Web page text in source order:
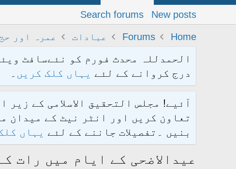
New posts
Search forums
Home
Forums عبادات عمرہ اور
درج کروانے کے لئے یہاں کلک کریں ۔
آئیے! مجلس التحقیق الاسلامی کے
تعاون کریں اور انٹر نیٹ کے میدان
بنیں ۔تفصیلات جاننے کے لئے یہاں
عیدالاضحی کے ایام میں رات